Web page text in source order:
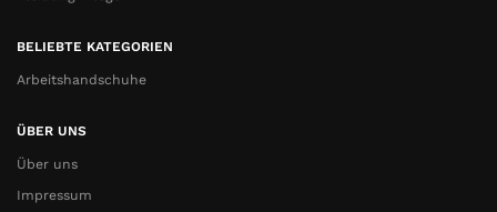
BELIEBTE KATEGORIEN
Arbeitshandschuhe
ÜBER UNS
Über uns
Impressum